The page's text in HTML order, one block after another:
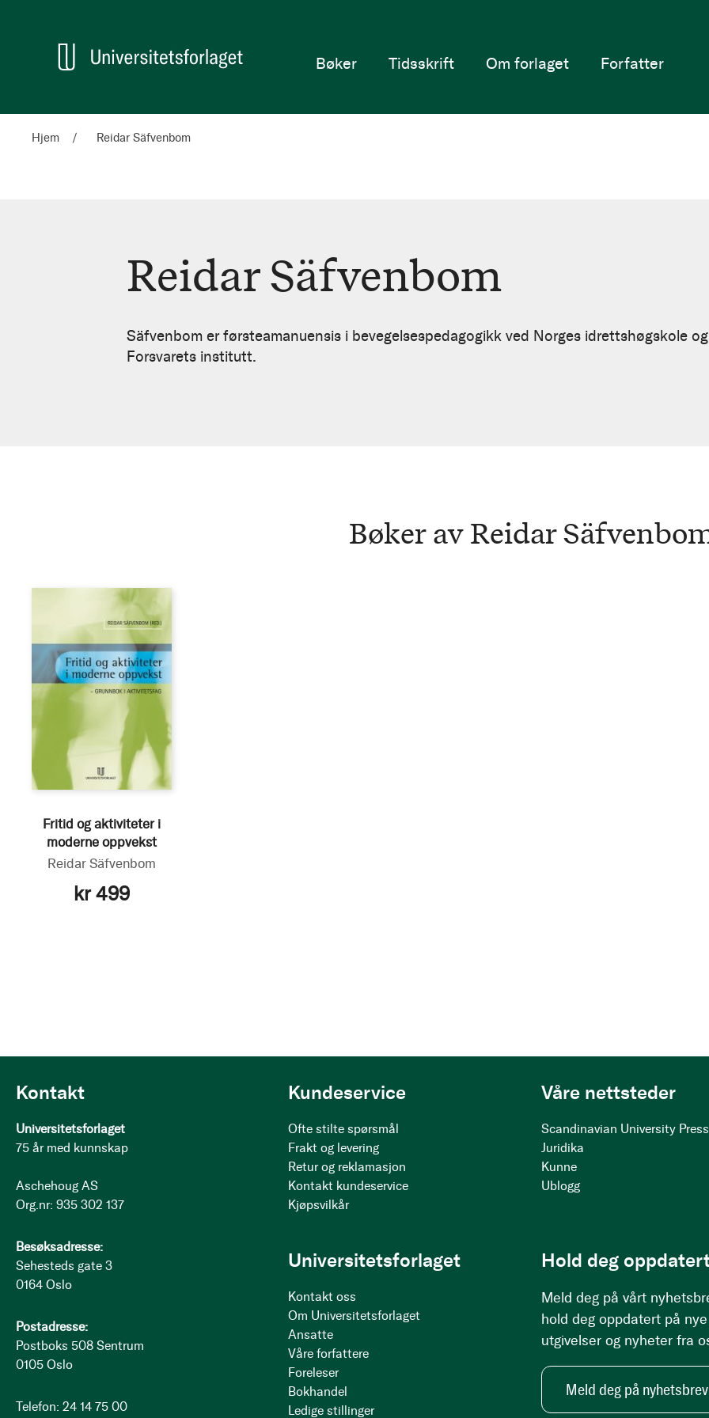
Hjem
Bøker Tidsskrift Om forlaget Forfatter
Hjem Reidar Säfvenbom
Reidar
Säfvenbom
Reidar Säfvenbom
Säfvenbom er førsteamanuensis i bevegelsespedagogikk ved Norges idrettshøgskole
Forsvarets institutt.
Bøker av Reidar
Fritid og aktiviteter i
moderne oppvekst
Reidar Säfvenbom
kr 499
Kontakt
Universitetsforlaget
75 år med kunnskap
Aschehoug AS
Org.nr: 935 302 137
Besøksadresse:
Sehesteds gate 3
0164 Oslo
Postadresse:
Postboks 508 Sentrum
0105 Oslo
Telefon: 24 14 75 00
Kundeservice
Ofte stilte spørsmål
Frakt og levering
Retur og reklamasjon
Kontakt kundeservice
Kjøpsvilkår
Våre nettsteder
Scandinavian University Press
Juridika
Kunne
Ublogg
Universitetsforlaget
Kontakt oss
Om Universitetsforlaget
Ansatte
Våre forfattere
Foreleser
Bokhandel
Ledige stillinger
Hold deg
Meld deg på vårt
hold deg oppdatert på nye
utgivelser og nyheter fra
Meld deg på nyhetsbrev